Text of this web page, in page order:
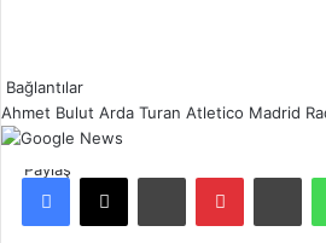
Bağlantılar
Ahmet Bulut Arda Turan Atletico Madrid
Paylaş